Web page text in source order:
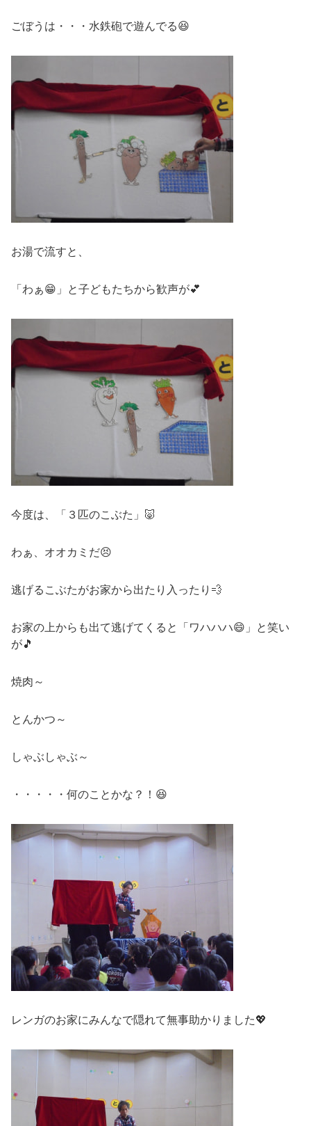
ごぼうは・・・水鉄砲で遊んでる😆
お湯で流すと、
「わぁ😁」と子どもたちから歓声が💕
今度は、「３匹のこぶた」🐷
わぁ、オオカミだ😣
逃げるこぶたがお家から出たり入ったり💨
お家の上からも出て逃げてくると「ワハハハ😄」と笑い
が🎵
焼肉～
とんかつ～
しゃぶしゃぶ～
・・・・・何のことかな？！😆
レンガのお家にみんなで隠れて無事助かりました💖